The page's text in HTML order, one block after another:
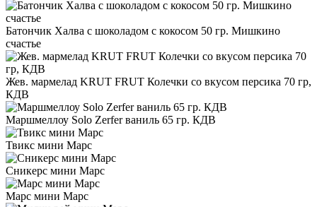
Батончик Халва с шоколадом с кокосом 50 гр. Мишкино
счастье
Жев. мармелад KRUT FRUT Колечки со вкусом персика 70 гр,
КДВ
Маршмеллоу Solo Zerfer ваниль 65 гр. КДВ
Твикс мини Марс
Сникерс мини Марс
Марс мини Марс